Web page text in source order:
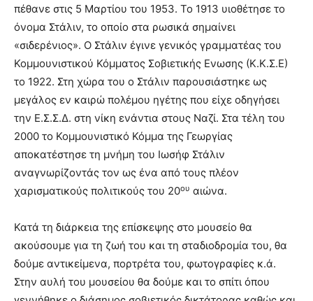
πέθανε στις 5 Μαρτίου του 1953. Το 1913 υιοθέτησε το
όνομα Στάλιν, το οποίο στα ρωσικά σημαίνει
«σιδερένιος». Ο Στάλιν έγινε γενικός γραμματέας του
Κομμουνιστικού Κόμματος Σοβιετικής Ενωσης (Κ.Κ.Σ.Ε)
το 1922. Στη χώρα του ο Στάλιν παρουσιάστηκε ως
μεγάλος εν καιρώ πολέμου ηγέτης που είχε οδηγήσει
την Ε.Σ.Σ.Δ. στη νίκη ενάντια στους Ναζί. Στα τέλη του
2000 το Κομμουνιστικό Κόμμα της Γεωργίας
αποκατέστησε τη μνήμη του Ιωσήφ Στάλιν
αναγνωρίζοντάς τον ως ένα από τους πλέον
χαρισματικούς πολιτικούς του 20ου αιώνα.
Κατά τη διάρκεια της επίσκεψης στο μουσείο θα
ακούσουμε για τη ζωή του και τη σταδιοδρομία του, θα
δούμε αντικείμενα, πορτρέτα του, φωτογραφίες κ.ά.
Στην αυλή του μουσείου θα δούμε και το σπίτι όπου